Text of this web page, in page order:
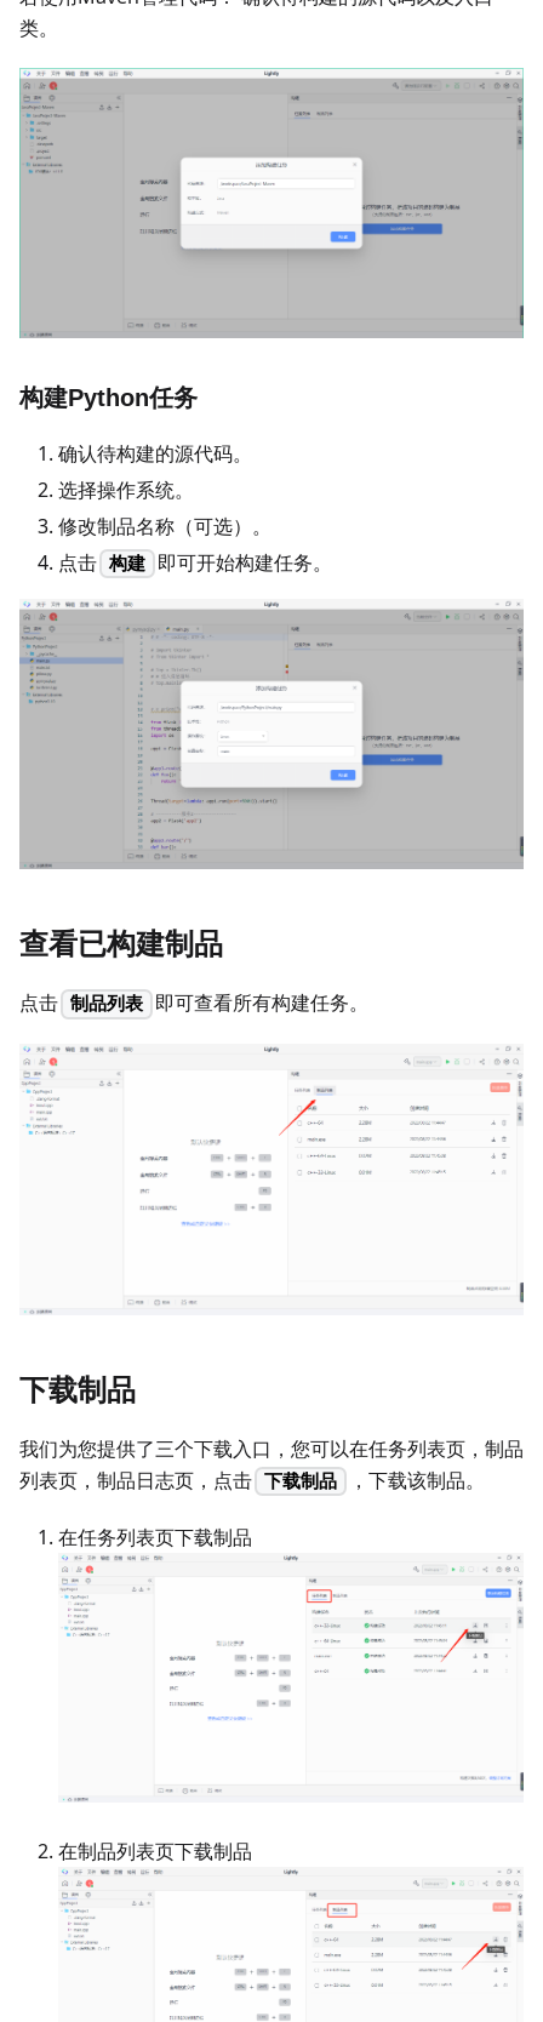
类。
构建Python任务
确认待构建的源代码。
选择操作系统。
修改制品名称（可选）。
点击 构建 即可开始构建任务。
查看已构建制品
点击 制品列表 即可查看所有构建任务。
下载制品
我们为您提供了三个下载入口，您可以在任务列表页，制品
列表页，制品日志页，点击 下载制品 ，下载该制品。
在任务列表页下载制品
在制品列表页下载制品